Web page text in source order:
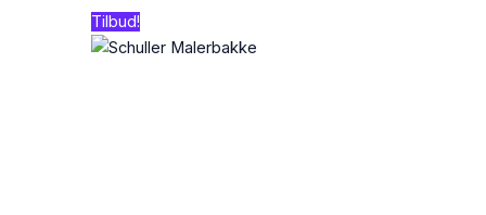
Tilbud!
pris
pris